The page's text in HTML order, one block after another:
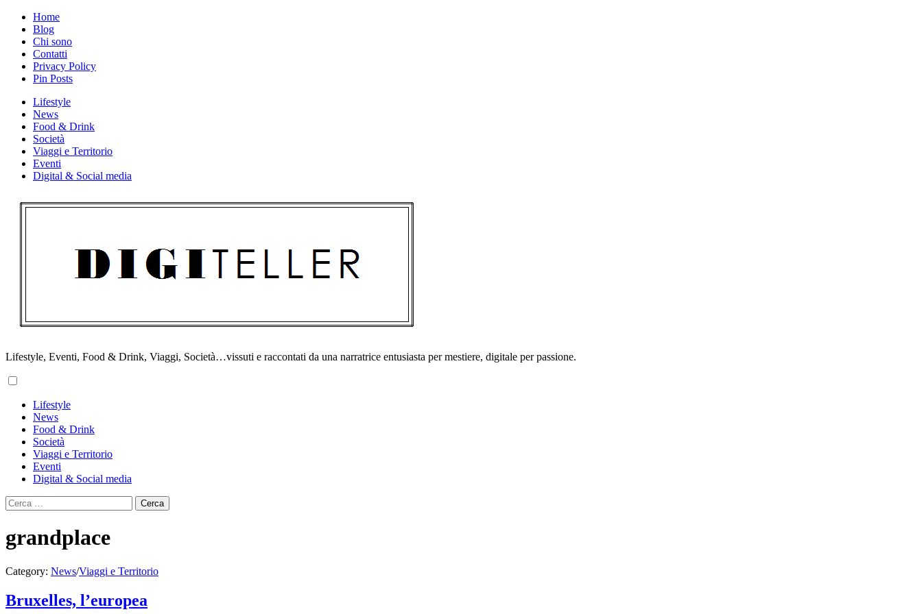
Skip
content
Home
Blog
Chi sono
Contatti
Privacy Policy
Pin Posts
Lifestyle
News
Food & Drink
Società
Viaggi e Territorio
Eventi
Digital & Social media
Lifestyle, Eventi, Food & Drink, Viaggi, Società…vissuti e raccontati da una narratrice entusiasta per mestiere, digitale per passione.
Menu
Lifestyle
News
Food & Drink
Società
Viaggi e Territorio
Eventi
Digital & Social media
Ricerca
per:
grandplace
Category: News/Viaggi e Territorio
Bruxelles, l’europea